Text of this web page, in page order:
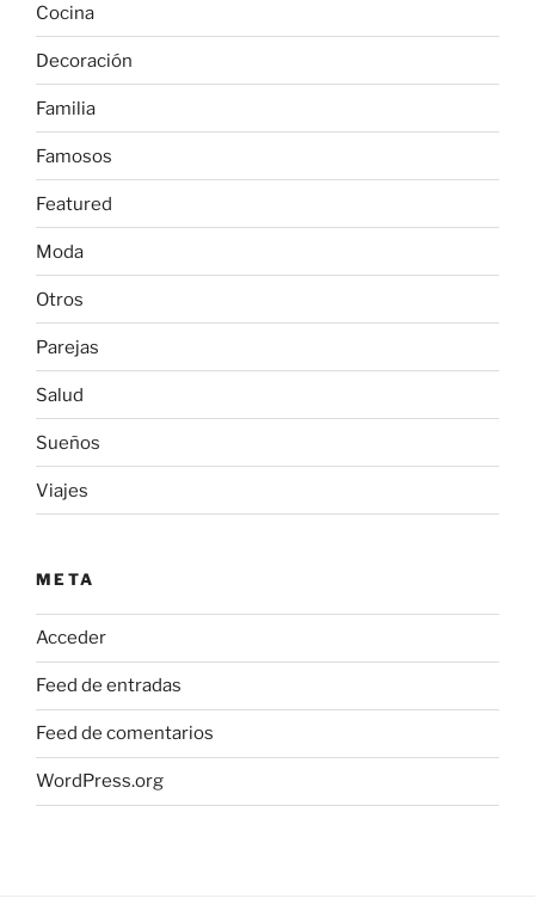
Cocina
Decoración
Familia
Famosos
Featured
Moda
Otros
Parejas
Salud
Sueños
Viajes
META
Acceder
Feed de entradas
Feed de comentarios
WordPress.org